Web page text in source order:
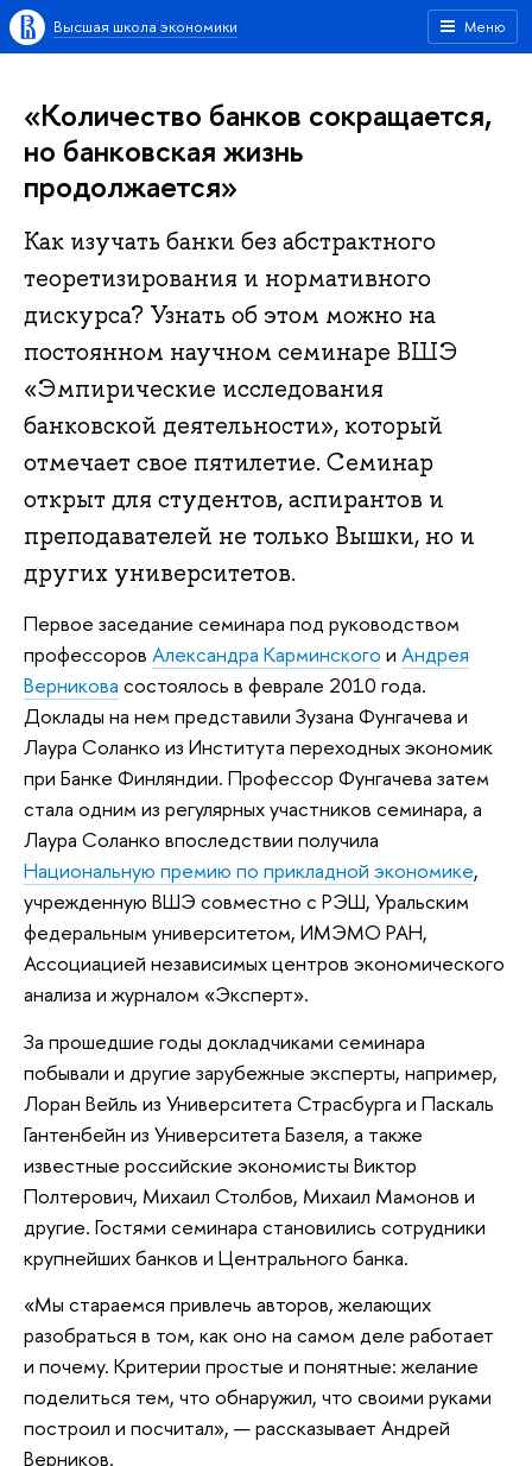
Меню
Высшая школа экономики
«Количество банков сокращается,
но банковская жизнь
продолжается»
Как изучать банки без абстрактного
теоретизирования и нормативного
дискурса? Узнать об этом можно на
постоянном научном семинаре ВШЭ
«Эмпирические исследования
банковской деятельности», который
отмечает свое пятилетие. Семинар
открыт для студентов, аспирантов и
преподавателей не только Вышки, но и
других университетов.
Первое заседание семинара под руководством
профессоров Александра Карминского и Андрея
Верникова состоялось в феврале 2010 года.
Доклады на нем представили Зузана Фунгачева и
Лаура Соланко из Института переходных экономик
при Банке Финляндии. Профессор Фунгачева затем
стала одним из регулярных участников семинара, а
Лаура Соланко впоследствии получила
Национальную премию по прикладной экономике,
учрежденную ВШЭ совместно с РЭШ, Уральским
федеральным университетом, ИМЭМО РАН,
Ассоциацией независимых центров экономического
анализа и журналом «Эксперт».
За прошедшие годы докладчиками семинара
побывали и другие зарубежные эксперты, например,
Лоран Вейль из Университета Страсбурга и Паскаль
Гантенбейн из Университета Базеля, а также
известные российские экономисты Виктор
Полтерович, Михаил Столбов, Михаил Мамонов и
другие. Гостями семинара становились сотрудники
крупнейших банков и Центрального банка.
«Мы стараемся привлечь авторов, желающих
разобраться в том, как оно на самом деле работает
и почему. Критерии простые и понятные: желание
поделиться тем, что обнаружил, что своими руками
построил и посчитал», — рассказывает Андрей
Верников.